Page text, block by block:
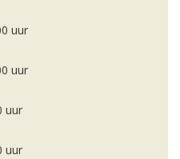
uur
uur
uur
uur